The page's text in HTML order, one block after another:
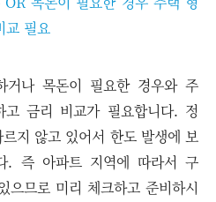
교 필요
거나 목돈이 필요한 경우와 주
금리 비교가 필요합니다. 정
지 않고 있어서 한도 발생에 보
. 즉 아파트 지역에 따라서 구
으므로 미리 체크하고 준비하시